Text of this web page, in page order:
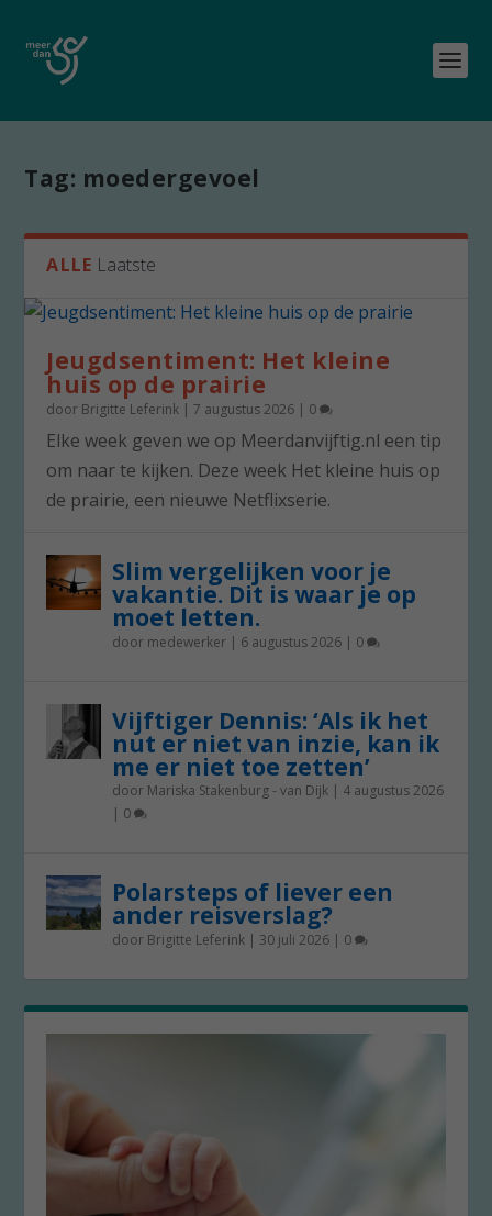
Tag: moedergevoel
ALLE Laatste
Jeugdsentiment: Het kleine
huis op de prairie
door Brigitte Leferink |7 augustus 2026 | 0
Elke week geven we op Meerdanvijftig.nl een tip
om naar te kijken. Deze week Het kleine huis op
de prairie, een nieuwe Netflixserie.
Slim vergelijken voor je
vakantie. Dit is waar je op
moet letten.
door medewerker | 6 augustus 2026 | 0
Vijftiger Dennis: ‘Als ik het
nut er niet van inzie, kan ik
me er niet toe zetten’
door Mariska Stakenburg - van Dijk | 4 augustus 2026
| 0
Polarsteps of liever een
ander reisverslag?
door Brigitte Leferink | 30 juli 2026 | 0